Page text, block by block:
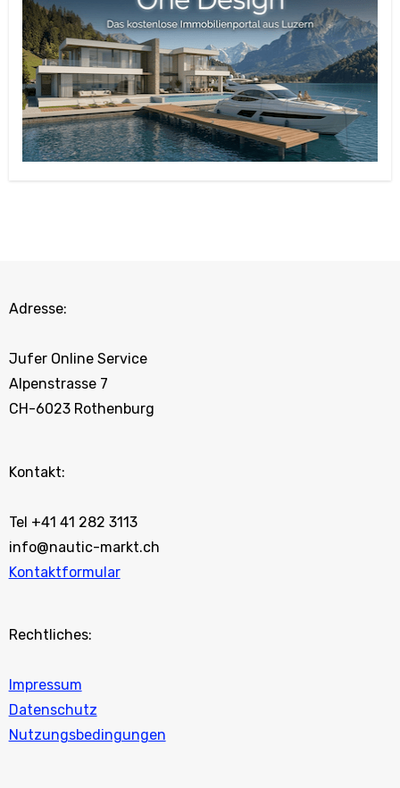
Adresse:
Jufer Online Service
Alpenstrasse 7
CH-6023 Rothenburg
Kontakt:
Tel +41 41 282 3113
info@nautic-markt.ch
Kontaktformular
Rechtliches:
Impressum
Datenschutz
Nutzungsbedingungen